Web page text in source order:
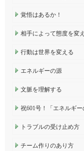
覚悟はあるか！
相手によって態度を変
行動は世界を変える
エネルギーの源
文脈を理解する
祝601号！「エネルギー
トラブルの受け止め方
チーム作りのあり方